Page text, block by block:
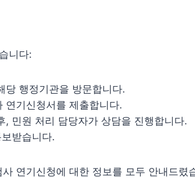
니다:
당 행정기관을 방문합니다.
연기신청서를 제출합니다.
, 민원 처리 담당자가 상담을 진행합니다.
받습니다.
연기신청에 대한 정보를 모두 안내드렸